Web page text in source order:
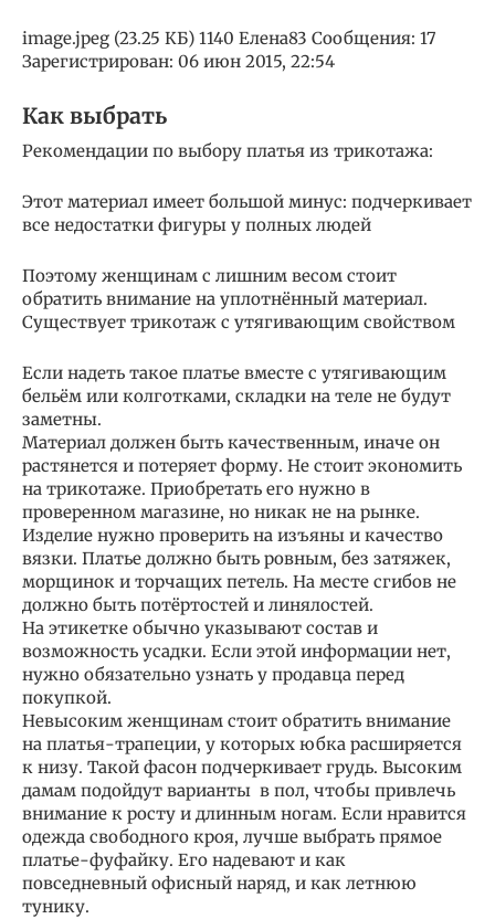
image.jpeg (23.25 КБ) 1140 Елена83 Сообщения: 17
Зарегистрирован: 06 июн 2015, 22:54
Как выбрать
Рекомендации по выбору платья из трикотажа:
Этот материал имеет большой минус: подчеркивает
все недостатки фигуры у полных людей
Поэтому женщинам с лишним весом стоит
обратить внимание на уплотнённый материал.
Существует трикотаж с утягивающим свойством
Если надеть такое платье вместе с утягивающим
бельём или колготками, складки на теле не будут
заметны.
Материал должен быть качественным, иначе он
растянется и потеряет форму. Не стоит экономить
на трикотаже. Приобретать его нужно в
проверенном магазине, но никак не на рынке.
Изделие нужно проверить на изъяны и качество
вязки. Платье должно быть ровным, без затяжек,
морщинок и торчащих петель. На месте сгибов не
должно быть потёртостей и линялостей.
На этикетке обычно указывают состав и
возможность усадки. Если этой информации нет,
нужно обязательно узнать у продавца перед
покупкой.
Невысоким женщинам стоит обратить внимание
на платья-трапеции, у которых юбка расширяется
к низу. Такой фасон подчеркивает грудь. Высоким
дамам подойдут варианты в пол, чтобы привлечь
внимание к росту и длинным ногам. Если нравится
одежда свободного кроя, лучше выбрать прямое
платье-фуфайку. Его надевают и как
повседневный офисный наряд, и как летнюю
тунику.